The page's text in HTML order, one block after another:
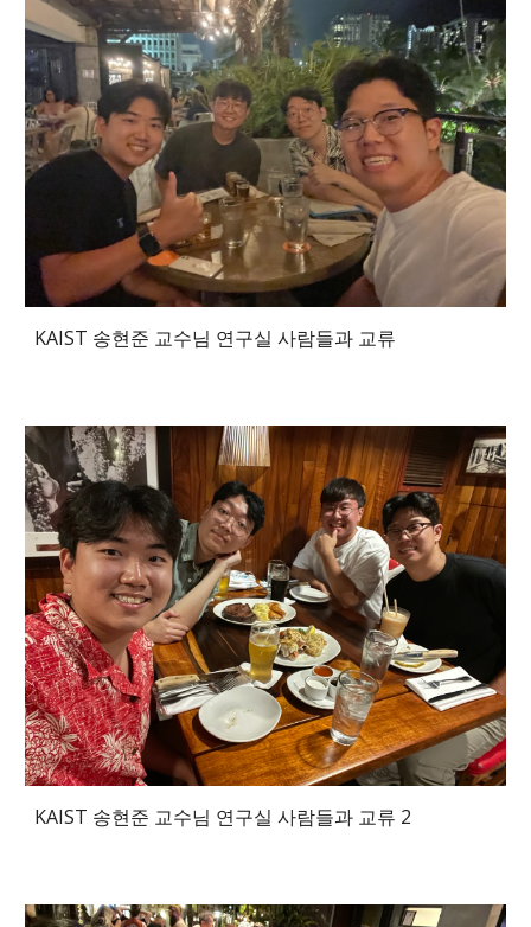
KAIST 송현준 교수님 연구실 사람들과 교류
KAIST 송현준 교수님 연구실 사람들과 교류 2